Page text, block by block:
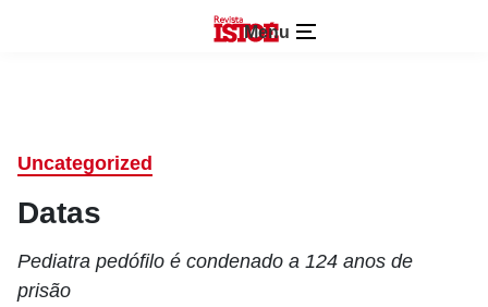
Menu
Uncategorized
Datas
Pediatra pedófilo é condenado a 124 anos de
prisão